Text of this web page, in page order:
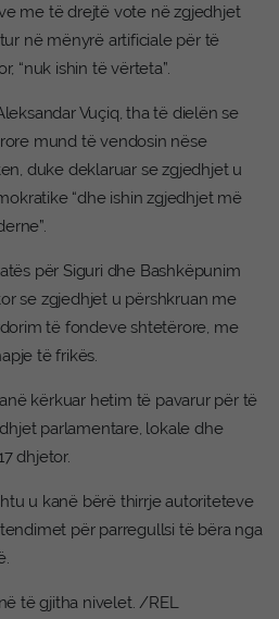
me të drejtë vote në zgjedhjet
në mënyrë artificiale për të
“nuk ishin të vërteta”.
Vuçiq, tha të dielën se
mund të vendosin nëse
duke deklaruar se zgjedhjet u
“dhe ishin zgjedhjet më
për Siguri dhe Bashkëpunim
se zgjedhjet u përshkruan me
të fondeve shtetërore, me
të frikës.
kërkuar hetim të pavarur për të
parlamentare, lokale dhe
dhjetor.
u kanë bërë thirrje autoriteteve
për parregullsi të bëra nga
të gjitha nivelet. /REL